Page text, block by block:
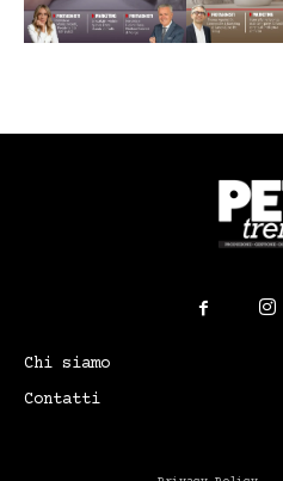
Chi siamo
Contatti